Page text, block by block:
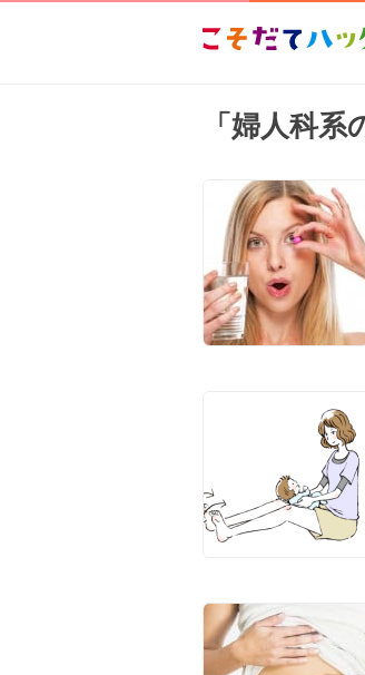
「婦人科